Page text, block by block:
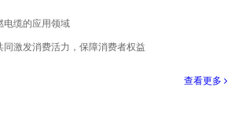
电缆的应用领域
同激发消费活力，保障消费者权益
查看更多